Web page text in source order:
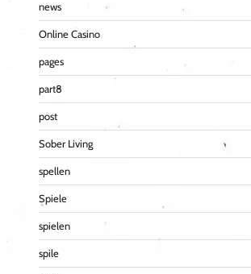
news
Online Casino
pages
part8
post
Sober Living
spellen
Spiele
spielen
spile